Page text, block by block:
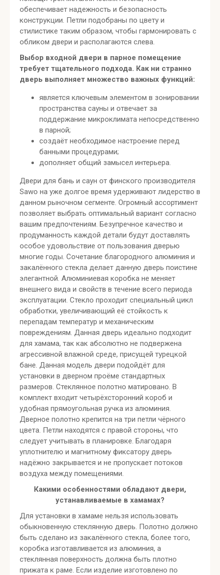
обеспечивает надежность и безопасность
конструкции. Петли подобраны по цвету и
стилистике таким образом, чтобы гармонировать с
обликом двери и располагаются слева.
Выбор входной двери в парное помещение
требует тщательного подхода. Как ни странно
дверь выполняет множество важных функций:
является ключевым элементом в зонировании
пространства сауны и отвечает за
поддержание микроклимата непосредственно
в парной;
создаёт необходимое настроение перед
банными процедурами;
дополняет общий замысел интерьера.
Двери для бань и саун от финского производителя
Sawo на уже долгое время удерживают лидерство в
данном рыночном сегменте. Огромный ассортимент
позволяет выбрать оптимальный вариант согласно
вашим предпочтениям. Безупречное качество и
продуманность каждой детали будут доставлять
особое удовольствие от пользования дверью
многие годы. Сочетание благородного алюминия и
закалённого стекла делает данную дверь поистине
элегантной. Алюминиевая коробка не меняет
внешнего вида и свойств в течение всего периода
эксплуатации. Стекло проходит специальный цикл
обработки, увеличивающий её стойкость к
перепадам температур и механическим
повреждениям. Данная дверь идеально подходит
для хамама, так как абсолютно не подвержена
агрессивной влажной среде, присущей турецкой
бане. Данная модель двери подойдёт для
установки в дверном проёме стандартных
размеров. Стеклянное полотно матировано. В
комплект входит четырёхсторонний короб и
удобная прямоугольная ручка из алюминия.
Дверное полотно крепится на три петли чёрного
цвета. Петли находятся с правой стороны, что
следует учитывать в планировке. Благодаря
уплотнителю и магнитному фиксатору дверь
надёжно закрывается и не пропускает потоков
воздуха между помещениями.
Какими особенностями обладают двери,
устанавливаемые в хамамах?
Для установки в хамаме нельзя использовать
обыкновенную стеклянную дверь. Полотно должно
быть сделано из закалённого стекла, более того,
коробка изготавливается из алюминия, а
стеклянная поверхность должна быть плотно
прижата к раме. Если изделие изготовлено по